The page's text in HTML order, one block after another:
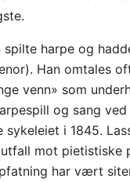
spilte harpe og
Han omtales
venn» som
og sang
sykeleiet i 1845.
mot pietistiske
har vært